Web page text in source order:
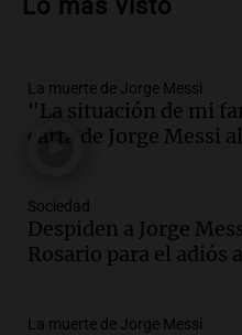
vehículos desde
Audio.Tragedia
y cinco heridos
un puente
Audio.Messi
Rosario para
Episodios
Lo más visto
La muerte de Jorge Messi
"La situación de mi
carta de Jorge Messi
Sociedad
Despiden a Jorge
Rosario para el adiós
La muerte de Jorge Messi